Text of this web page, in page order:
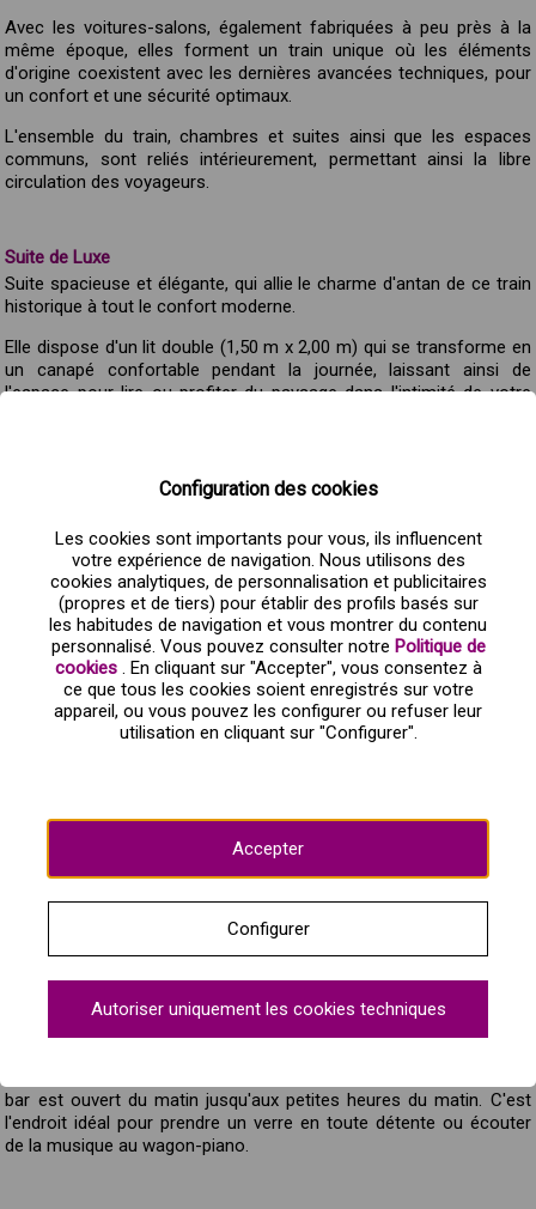
Avec les voitures-salons, également fabriquées à peu près à la
même époque, elles forment un train unique où les éléments
d'origine coexistent avec les dernières avancées techniques, pour
un confort et une sécurité optimaux.
L'ensemble du train, chambres et suites ainsi que les espaces
communs, sont reliés intérieurement, permettant ainsi la libre
circulation des voyageurs.
Suite de Luxe
Suite spacieuse et élégante, qui allie le charme d'antan de ce train
historique à tout le confort moderne.
Elle dispose d'un lit double (1,50 m x 2,00 m) qui se transforme en
un canapé confortable pendant la journée, laissant ainsi de
l'espace pour lire ou profiter du paysage dans l'intimité de votre
minibar et la climatisation réglable, ainsi que de grandes fenêtres
et sa propre salle de bains spacieuse et confortable avec douche,
Chambre Grande Classe
Chambre coquette avec des boiseries, créant une atmosphère
chaleureuse et cosy.
Elle dispose de deux lits simples (0,80 m x 1,85 m) qui se
transforment en fauteuils confortables pendant la journée,
laissant ainsi de l'espace pour lire ou profiter du paysage dans
minibar et la climatisation réglable, ainsi que de grandes fenêtres
et sa propre salle de bains spacieuse et confortable avec douche,
pour vous offrir le plus grand confort et la plus grande sécurité.
bar est ouvert du matin jusqu'aux petites heures du matin. C'est
l'endroit idéal pour prendre un verre en toute détente ou écouter
de la musique au wagon-piano.
Configuration des cookies
Les cookies sont importants pour vous, ils influencent
votre expérience de navigation. Nous utilisons des
cookies analytiques, de personnalisation et publicitaires
(propres et de tiers) pour établir des profils basés sur
les habitudes de navigation et vous montrer du contenu
personnalisé. Vous pouvez consulter notre Politique de
cookies. En cliquant sur "Accepter", vous consentez à
ce que tous les cookies soient enregistrés sur votre
appareil, ou vous pouvez les configurer ou refuser leur
utilisation en cliquant sur "Configurer".
Accepter
Configurer
Autoriser uniquement les cookies techniques